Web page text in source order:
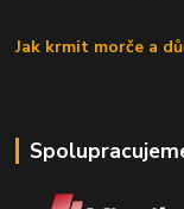
Jak krmit morče a